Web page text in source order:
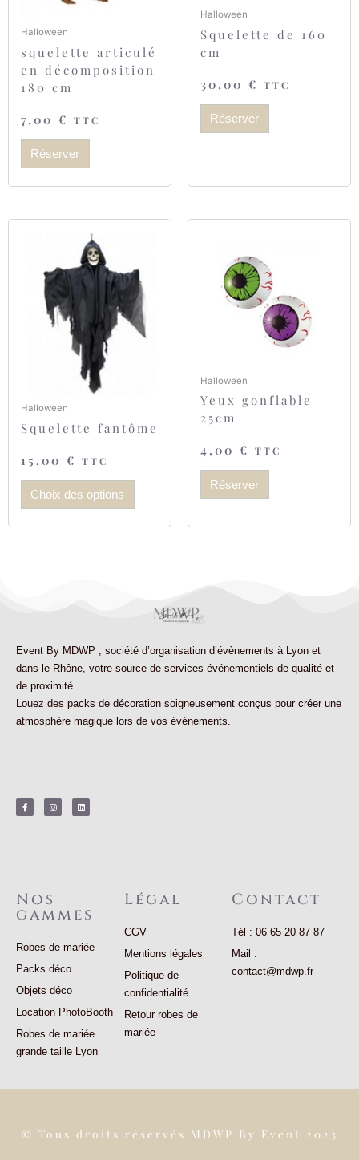
Halloween
squelette articulé
en décomposition
180 cm
7,00 € TTC
Réserver
Halloween
Squelette de 160
cm
30,00 € TTC
Réserver
Halloween
Squelette fantôme
15,00 € TTC
Choix des options
Halloween
Yeux gonflable
25cm
4,00 € TTC
Réserver
Event By MDWP , société d’organisation d’évènements à Lyon et
dans le Rhône, votre source de services événementiels de qualité et
de proximité.
Louez des packs de décoration soigneusement conçus pour créer une
atmosphère magique lors de vos événements.
c
e
b
s
t
a
n
k
e
Nos
gammes
Robes de mariée
Packs déco
Objets déco
Location PhotoBooth
Robes de mariée
grande taille Lyon
Légal
CGV
Mentions légales
Politique de
confidentialité
Retour robes de
mariée
Contact
Tél : 06 65 20 87 87
Mail :
contact@mdwp.fr
© Tous droits réservés MDWP By Event 2023